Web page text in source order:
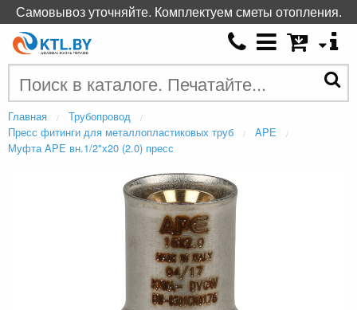
Главная
Трубопровод
Пресс фитинги для металлопластиковых труб
APE
Муфта APE вн.1/2"х20 (2.0) пресс
Самовывоз уточняйте. Комплектуем сметы отопления.